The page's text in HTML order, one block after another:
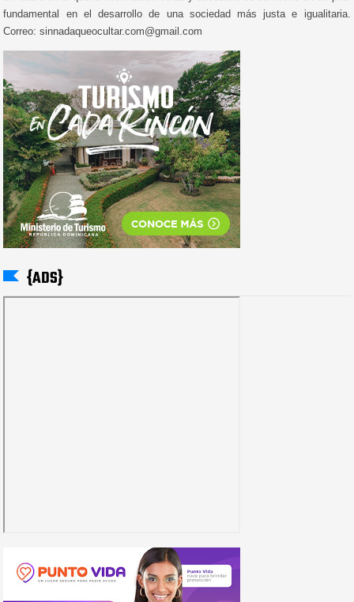
fundamental en el desarrollo de una sociedad más justa e igualitaria.
Correo: sinnadaqueocultar.com@gmail.com
{ADS}